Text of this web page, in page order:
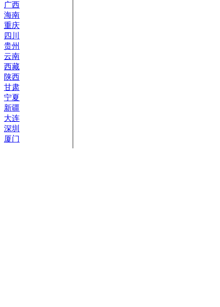
广西
海南
重庆
四川
贵州
云南
西藏
陕西
甘肃
宁夏
新疆
大连
深圳
厦门